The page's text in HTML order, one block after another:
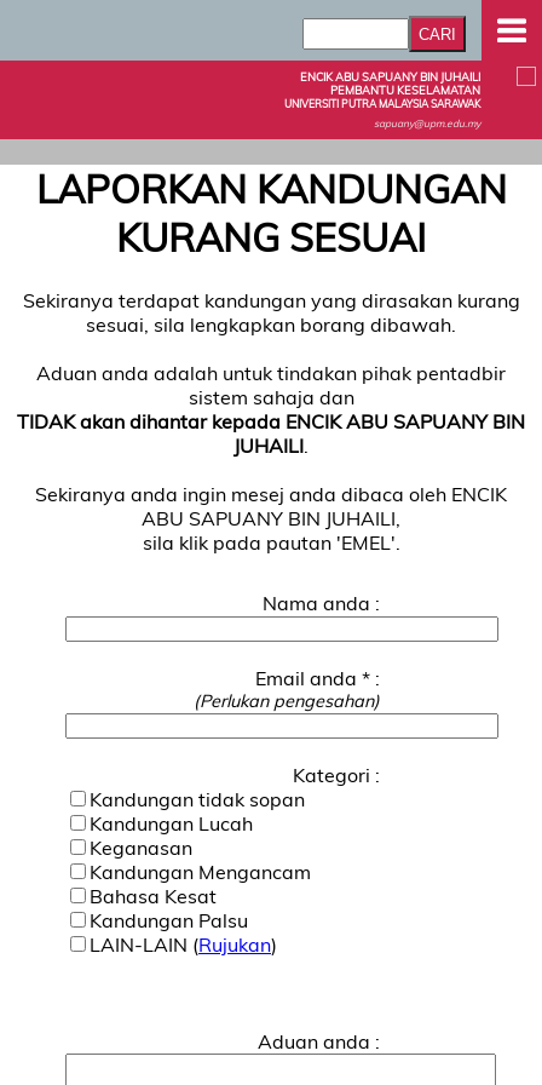
ENCIK ABU SAPUANY BIN JUHAILI
PEMBANTU KESELAMATAN
UNIVERSITI PUTRA MALAYSIA SARAWAK
sapuany@upm.edu.my
LAPORKAN KANDUNGAN
KURANG SESUAI
Sekiranya terdapat kandungan yang dirasakan kurang
sesuai, sila lengkapkan borang dibawah.
Aduan anda adalah untuk tindakan pihak pentadbir
sistem sahaja dan
TIDAK akan dihantar kepada ENCIK ABU SAPUANY BIN
JUHAILI
Sekiranya anda ingin mesej anda dibaca oleh ENCIK
ABU SAPUANY BIN JUHAILI,
sila klik pada pautan 'EMEL'.
Nama anda :
Email anda * :
(Perlukan pengesahan)
Kategori :
Kandungan tidak sopan
Kandungan Lucah
Keganasan
Kandungan Mengancam
Bahasa Kesat
Kandungan Palsu
LAIN-LAIN (Rujukan)
Aduan anda :